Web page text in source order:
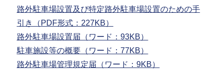
路外駐車場設置及び特定路外駐車場設置のための手
引き（PDF形式：227KB）
路外駐車場設置届（ワード：93KB）
駐車施設等の概要（ワード：77KB）
路外駐車場管理規定届（ワード：9KB）